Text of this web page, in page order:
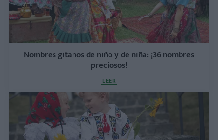
Nombres gitanos de niño y de niña: ¡36 nombres
preciosos!
LEER